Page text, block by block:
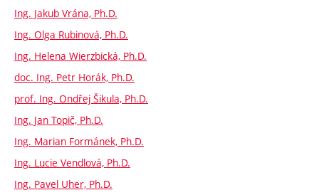
Ing. Jakub Vrána, Ph.D.
Ing. Olga Rubinová, Ph.D.
Ing. Helena Wierzbická, Ph.D.
doc. Ing. Petr Horák, Ph.D.
prof. Ing. Ondřej Šikula, Ph.D.
Ing. Jan Topič, Ph.D.
Ing. Marian Formánek, Ph.D.
Ing. Lucie Vendlová, Ph.D.
Ing. Pavel Uher, Ph.D.